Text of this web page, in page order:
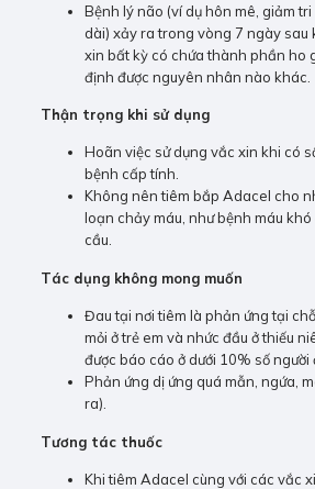
Bệnh lý não (ví dụ hôn mê, giảm
dài) xảy ra trong vòng 7 ngày sau
xin bất kỳ có chứa thành phần ho
định được nguyên nhân nào khác.
Thận trọng khi sử dụng
Hoãn việc sử dụng vắc xin khi có
bệnh cấp tính.
Không nên tiêm bắp Adacel cho
loạn chảy máu, như bệnh máu
cầu.
Tác dụng không mong muốn
Đau tại nơi tiêm là phản ứng tại
mỏi ở trẻ em và nhức đầu ở thiếu
được báo cáo ở dưới 10% số người
Phản ứng dị ứng quá mẫn, ngứa,
ra).
Tương tác thuốc
Khi tiêm Adacel cùng với các vắc